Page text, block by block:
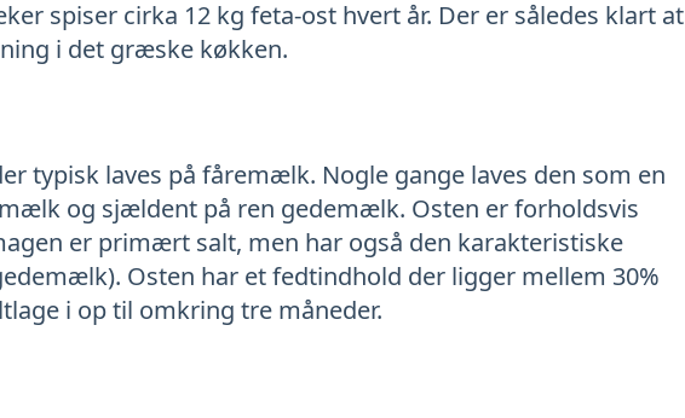
spiser cirka 12 kg feta-ost hvert år. Der er således klart at
i det græske køkken.
typisk laves på fåremælk. Nogle gange laves den som en
og sjældent på ren gedemælk. Osten er forholdsvis
er primært salt, men har også den karakteristiske
Osten har et fedtindhold der ligger mellem 30%
i op til omkring tre måneder.